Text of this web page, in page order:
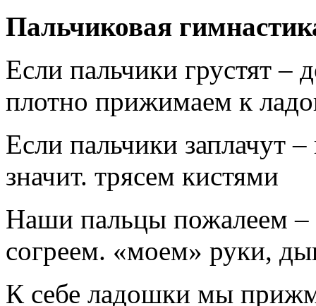
Пальчиковая
Если пальчики грустят –
плотно прижимаем к
Если пальчики заплачут
значит. трясем кистями
Наши пальцы пожалеем –
согреем. «моем» руки,
К себе ладошки мы